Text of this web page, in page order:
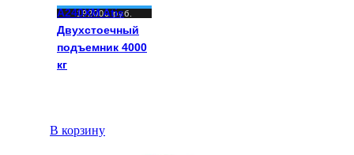
A240XM Atis
Двухстоечный
подъемник 4000
кг
192000руб.
В корзину